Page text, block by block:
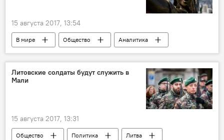
15 августа 2017, 13:54
В мире Общество
Аналитика
Происшествия
Бразилия
статуя Майкла Джексона в Рио
наркоторговцы
Литовские солдаты будут служить в
Мали
15 августа 2017, 13:31
Общество Политика
Литва